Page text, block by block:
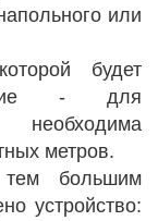
или
будет
- для
метров.
большим
устройство: